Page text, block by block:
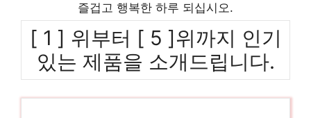
즐겁고 행복한 하루 되십시오.
[ 1 ] 위부터 [ 5 ]위까지 인기
있는 제품을 소개드립니다.